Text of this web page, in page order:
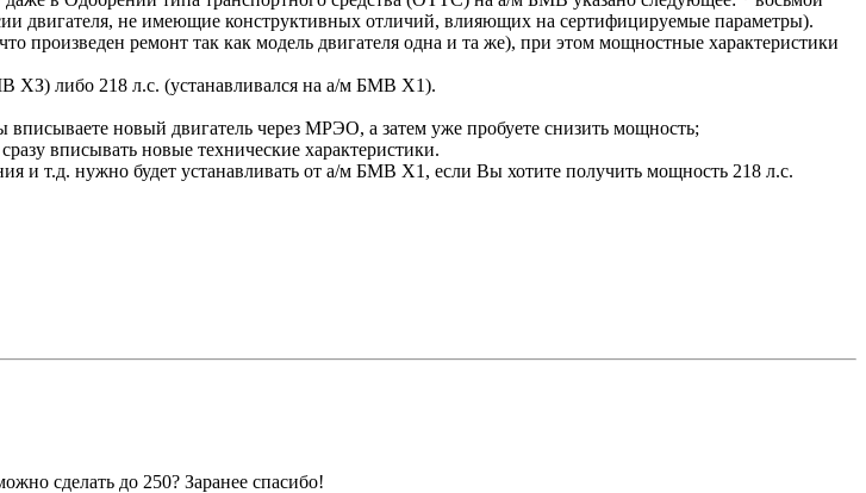
двигателя, не имеющие конструктивных отличий, влияющих на сертифицируемые параметры).
произведен ремонт так как модель двигателя одна и та же), при этом мощностные характеристики
ХЗ) либо 218 л.с. (устанавливался на а/м БМВ Х1).
новый двигатель через МРЭО, а затем уже пробуете снизить мощность;
вписывать новые технические характеристики.
и т.д. нужно будет устанавливать от а/м БМВ Х1, если Вы хотите получить мощность 218 л.с.
сделать до 250? Заранее спасибо!